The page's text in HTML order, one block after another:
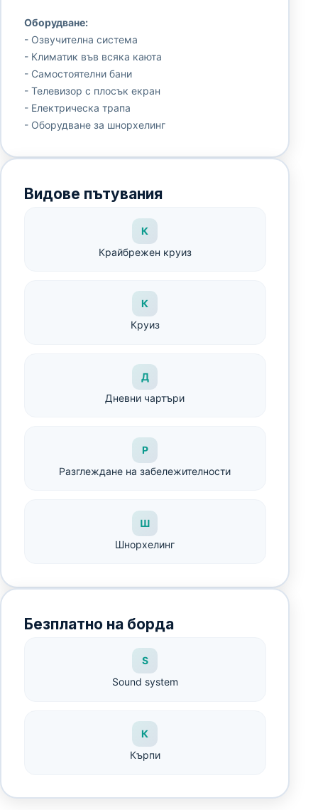
Оборудване:
- Озвучителна система
- Климатик във всяка каюта
- Самостоятелни бани
- Телевизор с плосък екран
- Електрическа трапа
- Оборудване за шнорхелинг
Видове пътувания
К
Крайбрежен круиз
К
Круиз
Д
Дневни чартъри
Р
Разглеждане на забележителности
Ш
Шнорхелинг
Безплатно на борда
S
Sound system
К
Кърпи